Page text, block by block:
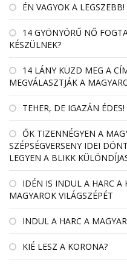
ÉN VAGYOK A LEGSZEBB!
14 GYÖNYÖRŰ NŐ
KÉSZÜLNEK?
14 LÁNY KÜZD MEG A
MEGVÁLASZTJÁK A
TEHER, DE IGAZÁN ÉDES!
ŐK TIZENNÉGYEN A
SZÉPSÉGVERSENY IDEI
LEGYEN A BLIKK
IDÉN IS INDUL A HARC A
MAGYAROK VILÁGSZÉPÉT
INDUL A HARC A
KIÉ LESZ A KORONA?